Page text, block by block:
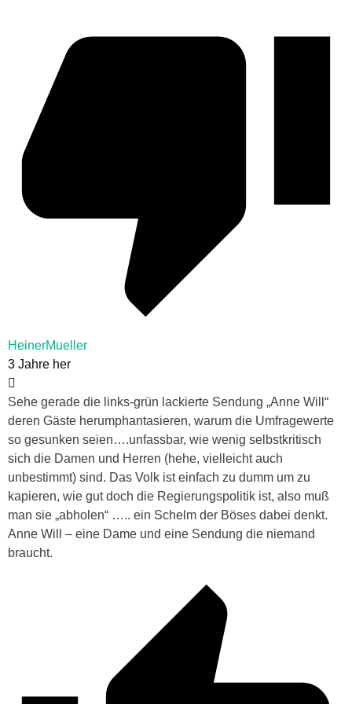
HeinerMueller
3 Jahre her
Sehe gerade die links-grün lackierte Sendung „Anne Will“
deren Gäste herumphantasieren, warum die Umfragewerte
so gesunken seien….unfassbar, wie wenig selbstkritisch
sich die Damen und Herren (hehe, vielleicht auch
unbestimmt) sind. Das Volk ist einfach zu dumm um zu
kapieren, wie gut doch die Regierungspolitik ist, also muß
man sie „abholen“ ….. ein Schelm der Böses dabei denkt.
Anne Will – eine Dame und eine Sendung die niemand
braucht.